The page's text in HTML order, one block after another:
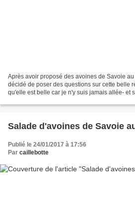
Après avoir proposé des avoines de Savoie
décidé de poser des questions sur cette belle
qu'elle est belle car je n'y suis jamais allée- et
Salade d'avoines de Savoie
Publié le 24/01/2017 à 17:56
Par caillebotte